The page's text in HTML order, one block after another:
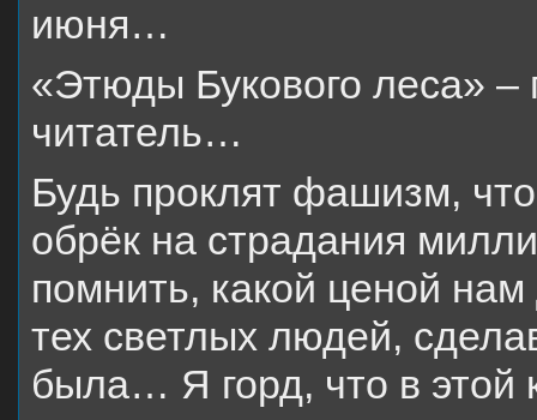
июня…
«Этюды Букового леса»
читатель…
Будь проклят фашизм,
обрёк на страдания
помнить, какой ценой
тех светлых людей,
была… Я горд, что в этой